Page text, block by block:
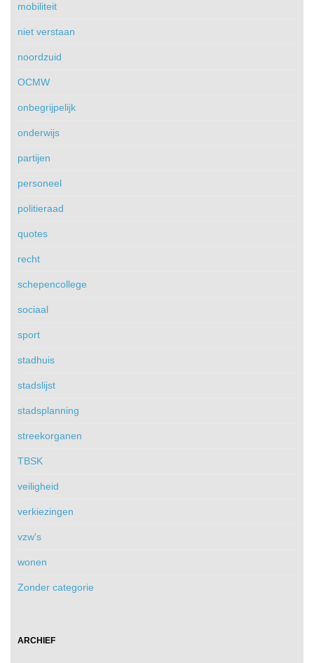
mobiliteit
niet verstaan
noordzuid
OCMW
onbegrijpelijk
onderwijs
partijen
personeel
politieraad
quotes
recht
schepencollege
sociaal
sport
stadhuis
stadslijst
stadsplanning
streekorganen
TBSK
veiligheid
verkiezingen
vzw's
wonen
Zonder categorie
ARCHIEF